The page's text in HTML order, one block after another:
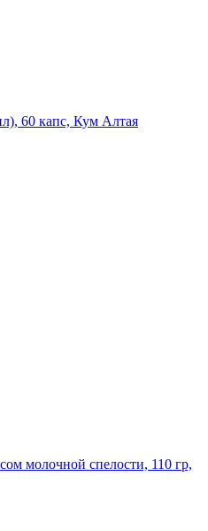
60 капс, Кум Алтая
молочной спелости, 110 гр,